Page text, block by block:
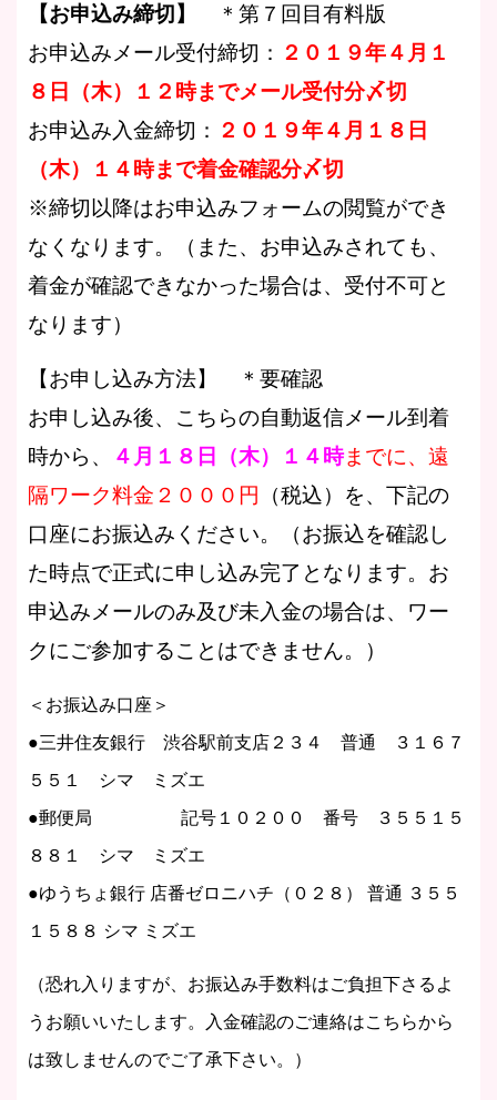
【お申込み締切】
＊第７回目有料版
お申込みメール受付締切： ２０１９年４月１
８日（木）１２時までメール受付分〆切
お申込み入金締切： ２０１９年４月１８日
（木）１４時まで着金確認分〆切
※締切以降はお申込みフォームの閲覧ができ
なくなります。（また、お申込みされても、
着金が確認できなかった場合は、受付不可と
なります）
【お申し込み方法】 ＊要確認
お申し込み後、こちらの自動返信メール到着
時から、
４月１８日（木） １４時までに、遠
隔ワーク料金２０００円
（税込）を、下記の
口座にお振込みください。（お振込を確認し
た時点で正式に申し込み完了となります。お
申込みメールのみ及び未入金の場合は、ワー
クにご参加することはできません。）
＜お振込み口座＞
●三井住友銀行 渋谷駅前支店２３４ 普通 ３１６７
５５１ シマ ミズエ
●郵便局 記号１０２００ 番号 ３５５１５
８８１ シマ ミズエ
●ゆうちょ銀行 店番ゼロニハチ（０２８） 普通 ３５５
１５８８ シマ ミズエ
（恐れ入りますが、お振込み手数料はご負担下さるよ
うお願いいたします。入金確認のご連絡はこちらから
は致しませんのでご了承下さい。）